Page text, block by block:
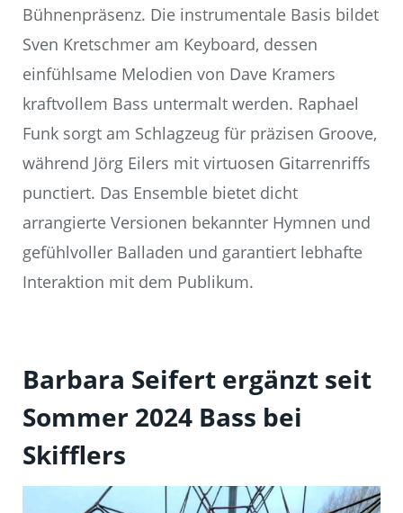
Bühnenpräsenz. Die instrumentale Basis bildet
Sven Kretschmer am Keyboard, dessen
einfühlsame Melodien von Dave Kramers
kraftvollem Bass untermalt werden. Raphael
Funk sorgt am Schlagzeug für präzisen Groove,
während Jörg Eilers mit virtuosen Gitarrenriffs
punctiert. Das Ensemble bietet dicht
arrangierte Versionen bekannter Hymnen und
gefühlvoller Balladen und garantiert lebhafte
Interaktion mit dem Publikum.
Barbara Seifert ergänzt seit
Sommer 2024 Bass bei
Skifflers